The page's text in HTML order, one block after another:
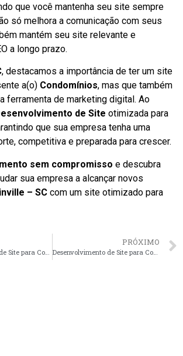
que você mantenha seu site sempre
só melhora a comunicação com seus
mantém seu site relevante e
a longo prazo.
, destacamos a importância de ter um site
a(o) Condomínios, mas que também
ferramenta de marketing digital. Ao
de Site otimizada para
que sua empresa tenha uma
competitiva e preparada para crescer.
sem compromisso e descubra
sua empresa a alcançar novos
– SC com um site otimizado para
Desenvolvimento de Site para Condomínios em Uberlândia – MG faça seu orçamento
PRÓXIMO
Desenvolvimento de Site para Condomínios em Londrina – PR faça seu orçamento